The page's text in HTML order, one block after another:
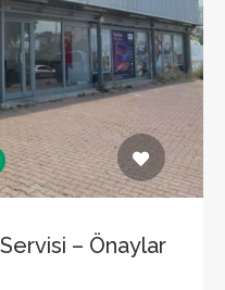
– Önaylar